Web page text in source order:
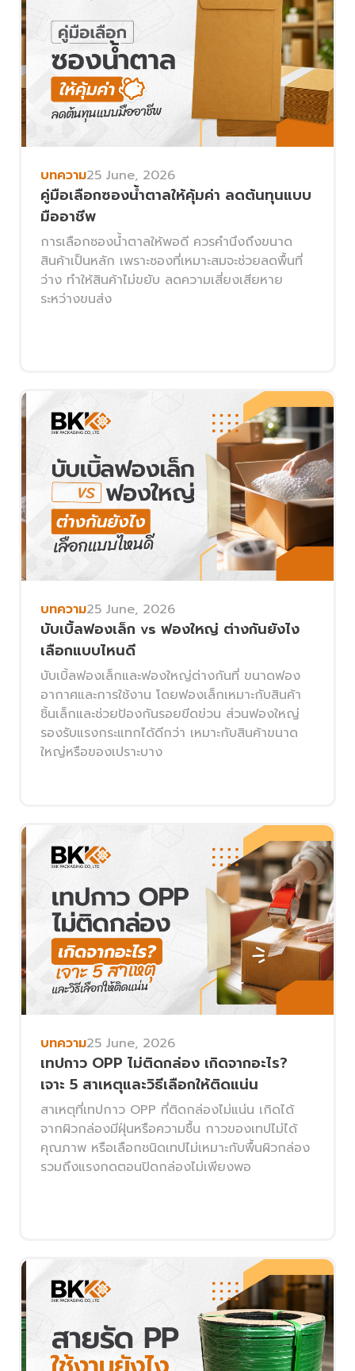
บทความ25 June, 2026
คู่มือเลือกซองน้ำตาลให้คุ้มค่า ลดต้นทุนแบบ
มืออาชีพ
การเลือกซองน้ำตาลให้พอดี ควรคำนึงถึงขนาด
สินค้าเป็นหลัก เพราะซองที่เหมาะสมจะช่วยลดพื้นที่
ว่าง ทำให้สินค้าไม่ขยับ ลดความเสี่ยงเสียหาย
ระหว่างขนส่ง
บทความ25 June, 2026
บับเบิ้ลฟองเล็ก vs ฟองใหญ่ ต่างกันยังไง
เลือกแบบไหนดี
บับเบิ้ลฟองเล็กและฟองใหญ่ต่างกันที่ ขนาดฟอง
อากาศและการใช้งาน โดยฟองเล็กเหมาะกับสินค้า
ชิ้นเล็กและช่วยป้องกันรอยขีดข่วน ส่วนฟองใหญ่
รองรับแรงกระแทกได้ดีกว่า เหมาะกับสินค้าขนาด
ใหญ่หรือของเปราะบาง
บทความ25 June, 2026
เทปกาว OPP ไม่ติดกล่อง เกิดจากอะไร?
เจาะ 5 สาเหตุและวิธีเลือกให้ติดแน่น
สาเหตุที่เทปกาว OPP ที่ติดกล่องไม่แน่น เกิดได้
จากผิวกล่องมีฝุ่นหรือความชื้น กาวของเทปไม่ได้
คุณภาพ หรือเลือกชนิดเทปไม่เหมาะกับพื้นผิวกล่อง
รวมถึงแรงกดตอนปิดกล่องไม่เพียงพอ